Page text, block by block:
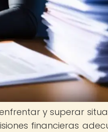
y superar
financieras